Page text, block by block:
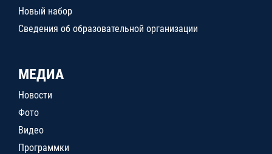
Новый набор
Сведения об образовательной организации
МЕДИА
Новости
Фото
Видео
Программки